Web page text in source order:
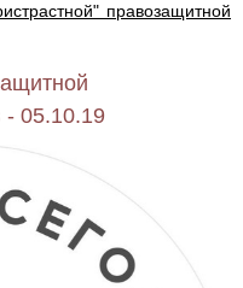
правозащитной
- 05.10.19